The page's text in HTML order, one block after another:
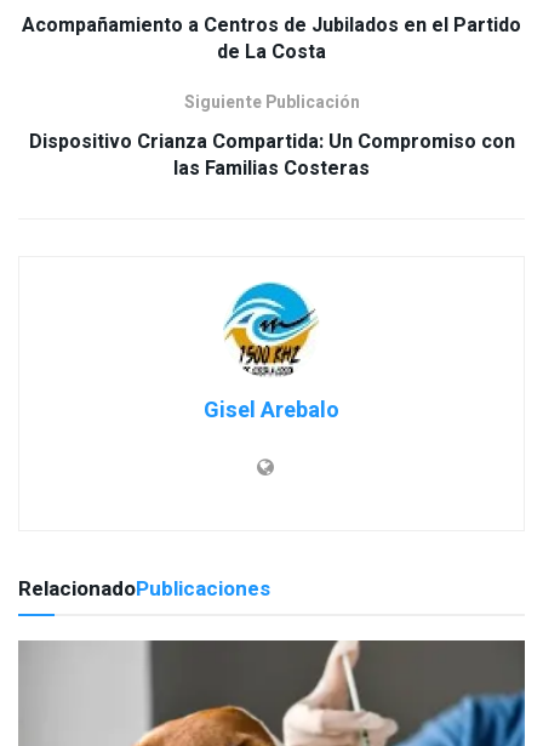
Acompañamiento a Centros de Jubilados en el Partido
de La Costa
Siguiente Publicación
Dispositivo Crianza Compartida: Un Compromiso con
las Familias Costeras
Gisel Arebalo
RelacionadoPublicaciones